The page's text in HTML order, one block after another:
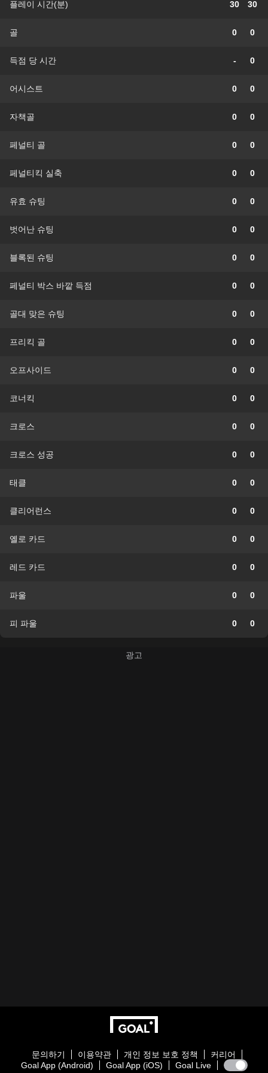
플레이 시간(분) 30 30
골 0 0
득점 당 시간 - 0
어시스트 0 0
자책골 0 0
페널티 골 0 0
페널티킥 실축 0 0
유효 슈팅 0 0
벗어난 슈팅 0 0
블록된 슈팅 0 0
페널티 박스 바깥 득점 0 0
골대 맞은 슈팅 0 0
프리킥 골 0 0
오프사이드 0 0
코너킥 0 0
크로스 0 0
크로스 성공 0 0
태클 0 0
클리어런스 0 0
옐로 카드 0 0
레드 카드 0 0
파울 0 0
피 파울 0 0
문의하기 이용약관 개인 정보 보호 정책
커리어
Goal App (Android)
Goal App (iOS) Goal Live